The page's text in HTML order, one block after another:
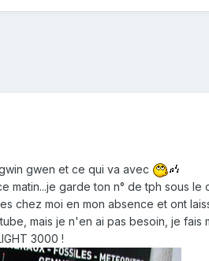
gwen et ce qui va avec
matin...je garde ton n° de tph sous le
chez moi en mon absence et ont
mais je n'en ai pas besoin, je fais
3000 !